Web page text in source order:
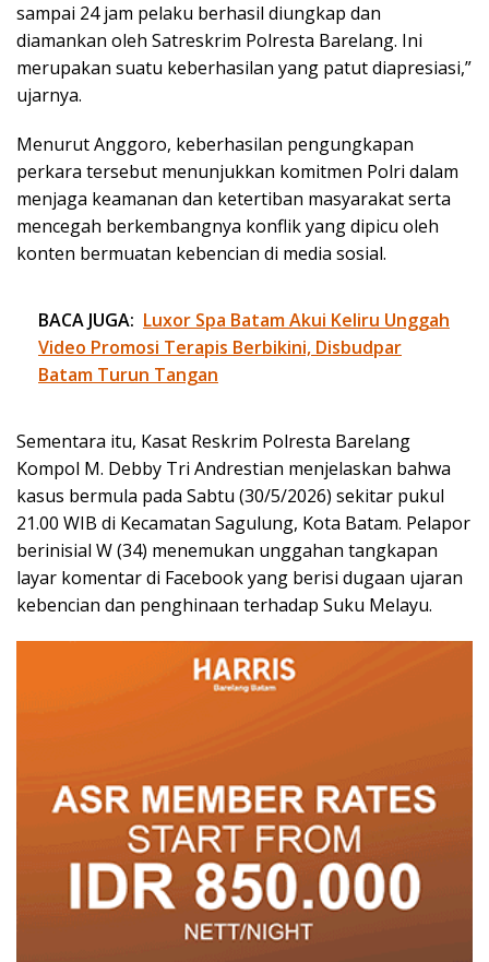
sampai 24 jam pelaku berhasil diungkap dan
diamankan oleh Satreskrim Polresta Barelang. Ini
merupakan suatu keberhasilan yang patut diapresiasi,”
ujarnya.
Menurut Anggoro, keberhasilan pengungkapan
perkara tersebut menunjukkan komitmen Polri dalam
menjaga keamanan dan ketertiban masyarakat serta
mencegah berkembangnya konflik yang dipicu oleh
konten bermuatan kebencian di media sosial.
BACA JUGA: Luxor Spa Batam Akui Keliru Unggah
Video Promosi Terapis Berbikini, Disbudpar
Batam Turun Tangan
Sementara itu, Kasat Reskrim Polresta Barelang
Kompol M. Debby Tri Andrestian menjelaskan bahwa
kasus bermula pada Sabtu (30/5/2026) sekitar pukul
21.00 WIB di Kecamatan Sagulung, Kota Batam. Pelapor
berinisial W (34) menemukan unggahan tangkapan
layar komentar di Facebook yang berisi dugaan ujaran
kebencian dan penghinaan terhadap Suku Melayu.